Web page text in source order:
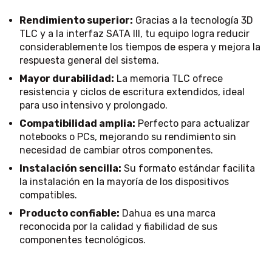
Rendimiento superior: Gracias a la tecnología 3D
TLC y a la interfaz SATA III, tu equipo logra reducir
considerablemente los tiempos de espera y mejora la
respuesta general del sistema.
Mayor durabilidad: La memoria TLC ofrece
resistencia y ciclos de escritura extendidos, ideal
para uso intensivo y prolongado.
Compatibilidad amplia: Perfecto para actualizar
notebooks o PCs, mejorando su rendimiento sin
necesidad de cambiar otros componentes.
Instalación sencilla: Su formato estándar facilita
la instalación en la mayoría de los dispositivos
compatibles.
Producto confiable: Dahua es una marca
reconocida por la calidad y fiabilidad de sus
componentes tecnológicos.